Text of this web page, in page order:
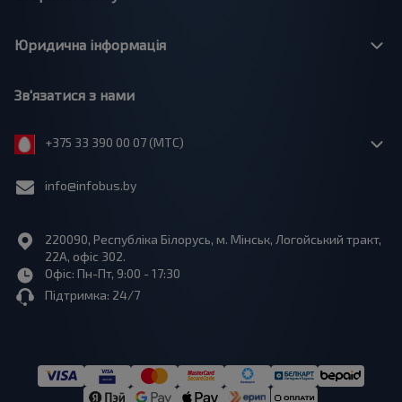
Юридична інформація
Зв'язатися з нами
+375 33 390 00 07 (МТС)
info@infobus.by
220090, Республіка Білорусь, м. Мінськ, Логойський тракт,
22А, офіс 302.
Офіс: Пн-Пт, 9:00 - 17:30
Підтримка: 24/7